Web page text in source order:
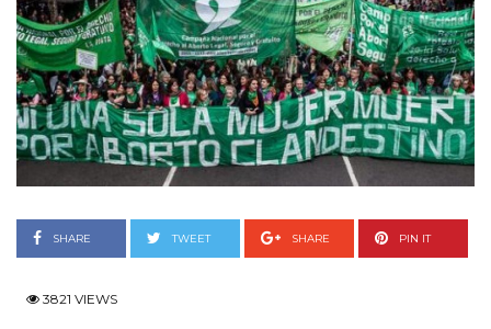
SHARE TWEET SHARE PIN IT
3821 VIEWS